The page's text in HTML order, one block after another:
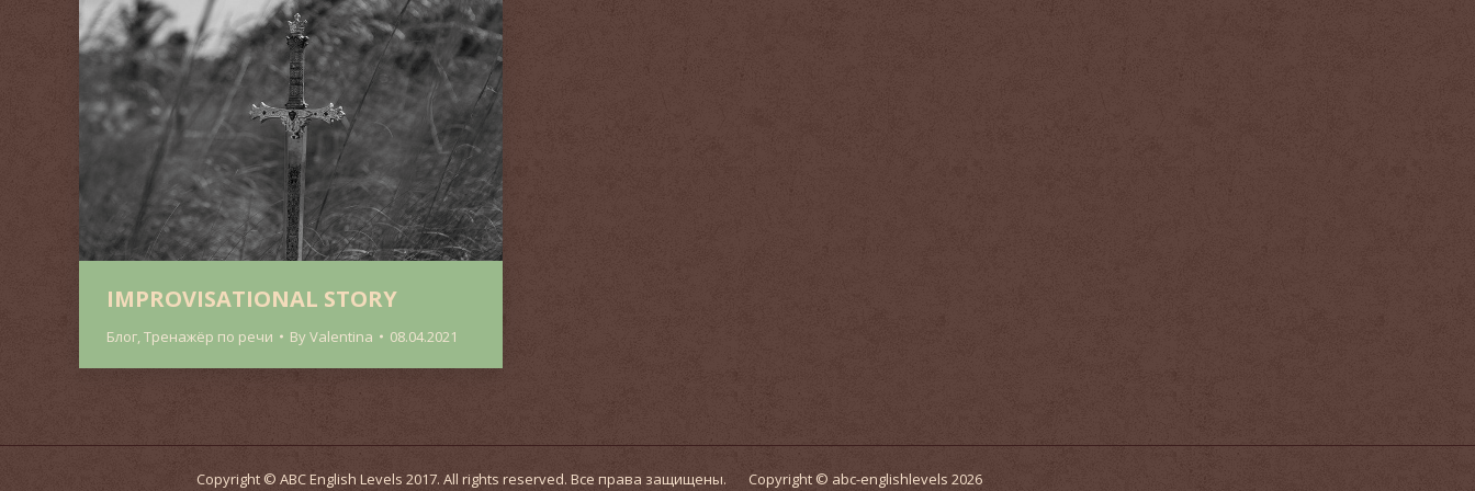
IMPROVISATIONAL STORY
Блог,Тренажёр по речи ByValentina 08.04.2021
Copyright © ABC English Levels 2017. All rights reserved. Все права защищены. Copyright © abc-englishlevels 2026